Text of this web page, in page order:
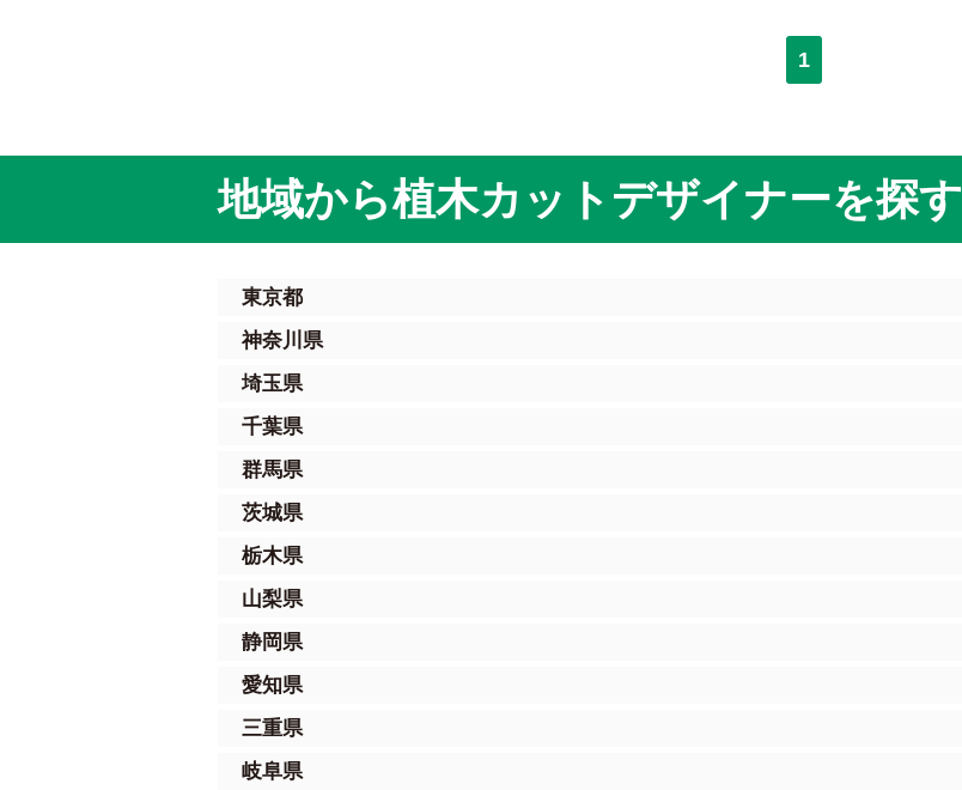
1
地域から植木カットデザイナーを探す
東京都
神奈川県
埼玉県
千葉県
群馬県
茨城県
栃木県
山梨県
静岡県
愛知県
三重県
岐阜県